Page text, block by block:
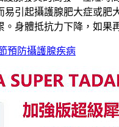
引起攝護腺肥大症或
身體抵抗力下降，如果
預防攝護腺疾病